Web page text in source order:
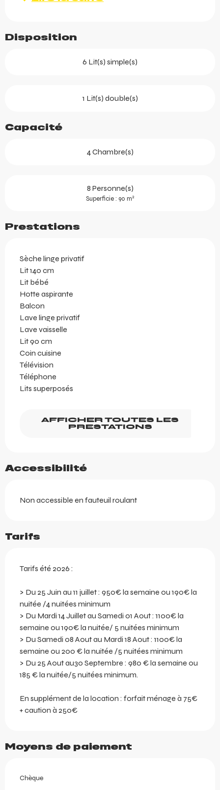
Disposition
6 Lit(s) simple(s)
1 Lit(s) double(s)
Capacité
4 Chambre(s)
8 Personne(s)
Superficie : 90 m2
Prestations
Sèche linge privatif
Lit 140 cm
Lit bébé
Hotte aspirante
Balcon
Lave linge privatif
Lave vaisselle
Lit 90 cm
Coin cuisine
Télévision
Téléphone
Lits superposés
AFFICHER TOUTES LES
PRESTATIONS
Accessibilité
Non accessible en fauteuil roulant
Tarifs
Tarifs été 2026 :
> Du 25 Juin au 11 juillet : 950€ la semaine ou 190€ la
nuitée /4 nuitées minimum
> Du Mardi 14 Juillet au Samedi 01 Aout : 1100€ la
semaine ou 190€ la nuitée/ 5 nuitées minimum
> Du Samedi 08 Aout au Mardi 18 Aout : 1100€ la
semaine ou 200 € la nuitée /5 nuitées minimum
> Du 25 Aout au30 Septembre : 980 € la semaine ou
185 € la nuitée/5 nuitées minimum.
En supplément de la location : forfait ménage à 75€
+ caution à 250€
Moyens de paiement
Chèque